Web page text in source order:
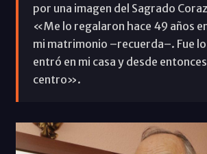
por una imagen del Sagrado
«Me lo regalaron hace 49 años
mi matrimonio –recuerda–. Fue
entró en mi casa y desde
centro».